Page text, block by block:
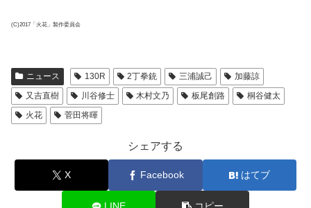
(C)2017「火花」製作委員会
ニュース 130R 2丁拳銃 三浦誠己
加藤諒
又吉直樹
川谷修士 木村文乃 板尾創路
桐谷健太
火花
菅田将暉
シェアする
X Facebook はてブ